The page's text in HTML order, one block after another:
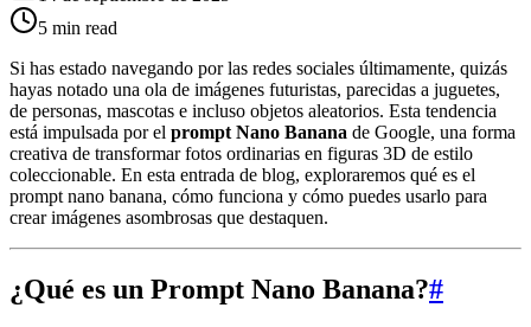
5 min read
Si has estado navegando por las redes sociales últimamente, quizás
hayas notado una ola de imágenes futuristas, parecidas a juguetes,
de personas, mascotas e incluso objetos aleatorios. Esta tendencia
está impulsada por el prompt Nano Banana de Google, una forma
creativa de transformar fotos ordinarias en figuras 3D de estilo
coleccionable. En esta entrada de blog, exploraremos qué es el
prompt nano banana, cómo funciona y cómo puedes usarlo para
crear imágenes asombrosas que destaquen.
¿Qué es un Prompt Nano Banana?#